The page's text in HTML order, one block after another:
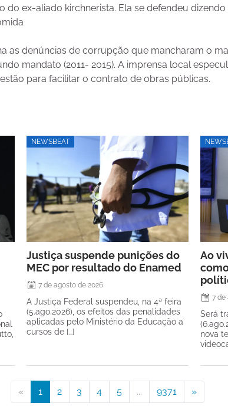
do ex-aliado kirchnerista. Ela se defendeu
as denúncias de corrupção que mancharam o
mandato (2011- 2015). A imprensa local
para facilitar o contrato de obras públicas.
NEWSBEAT
Justiça suspende punições do
MEC por resultado do Enamed
7 de agosto de 2026
A Justiça Federal suspendeu, na 4ª feira
(5.ago.2026), os efeitos das penalidades
aplicadas pelo Ministério da Educação a
cursos de […]
Ao
7 de
Será
nova
« 1 2 3 4 5 ... 9371 »